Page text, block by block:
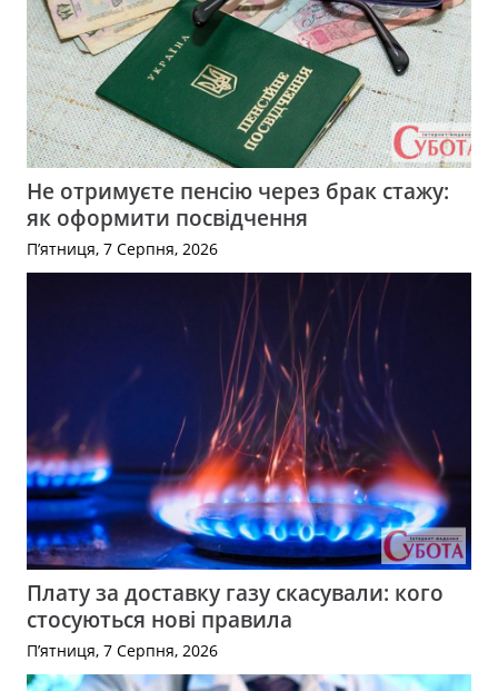
Не отримуєте пенсію через брак стажу:
як оформити посвідчення
П’ятниця, 7 Серпня, 2026
Плату за доставку газу скасували: кого
стосуються нові правила
П’ятниця, 7 Серпня, 2026